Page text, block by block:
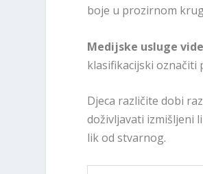
boje u prozirnom
Medijske usluge
klasifikacijski označiti
Djeca različite dobi
doživljavati izmišljeni
lik od stvarnog.